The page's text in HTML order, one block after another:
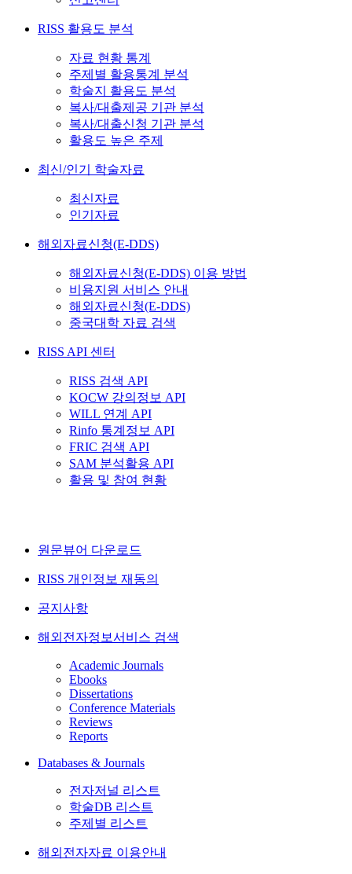
RISS 활용도 분석
자료 현황 통계
주제별 활용통계 분석
학술지 활용도 분석
복사/대출제공 기관 분석
복사/대출신청 기관 분석
활용도 높은 주제
최신/인기 학술자료
최신자료
인기자료
해외자료신청(E-DDS)
해외자료신청(E-DDS) 이용 방법
비용지원 서비스 안내
해외자료신청(E-DDS)
중국대학 자료 검색
RISS API 센터
RISS 검색 API
KOCW 강의정보 API
WILL 연계 API
Rinfo 통계정보 API
FRIC 검색 API
SAM 분석활용 API
활용 및 참여 현황
원문뷰어 다운로드
RISS 개인정보 재동의
공지사항
해외전자정보서비스 검색
Academic Journals
Ebooks
Dissertations
Conference Materials
Reviews
Reports
Databases & Journals
전자저널 리스트
학술DB 리스트
주제별 리스트
해외전자자료 이용안내